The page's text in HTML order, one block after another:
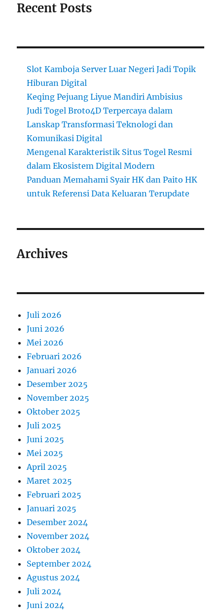
Recent Posts
Slot Kamboja Server Luar Negeri Jadi Topik
Hiburan Digital
Keqing Pejuang Liyue Mandiri Ambisius
Judi Togel Broto4D Terpercaya dalam
Lanskap Transformasi Teknologi dan
Komunikasi Digital
Mengenal Karakteristik Situs Togel Resmi
dalam Ekosistem Digital Modern
Panduan Memahami Syair HK dan Paito HK
untuk Referensi Data Keluaran Terupdate
Archives
Juli 2026
Juni 2026
Mei 2026
Februari 2026
Januari 2026
Desember 2025
November 2025
Oktober 2025
Juli 2025
Juni 2025
Mei 2025
April 2025
Maret 2025
Februari 2025
Januari 2025
Desember 2024
November 2024
Oktober 2024
September 2024
Agustus 2024
Juli 2024
Juni 2024